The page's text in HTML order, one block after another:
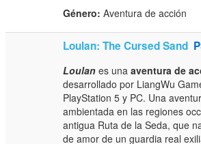
Género: Aventura de acción
Loulan: The Cursed Sand
Loulan es unaaventura de
desarrollado por LiangWu
PlayStation 5 y PC. Una
ambientada en las regiones
antigua Ruta de la Seda, que
de amor de un guardia real